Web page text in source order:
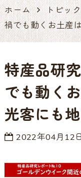
ホーム トピッ
禍でも動くお土産
特産品研
でも動く
光客にも
2022年04月12日